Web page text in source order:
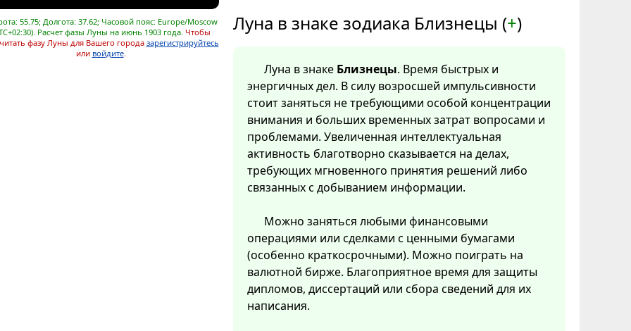
55.75; Долгота: 37.62; Часовой пояс: Europe/Moscow
Расчет фазы Луны на июнь 1903 года. Чтобы
фазу Луны для Вашего города зарегистрируйтесь
или войдите.
Луна в знаке зодиака Близнецы (+)
Луна в знаке Близнецы. Время быстрых и
энергичных дел. В силу возросшей импульсивности
стоит заняться не требующими особой концентрации
внимания и больших временных затрат вопросами и
проблемами. Увеличенная интеллектуальная
активность благотворно сказывается на делах,
требующих мгновенного принятия решений либо
связанных с добыванием информации.
Можно заняться любыми финансовыми
операциями или сделками с ценными бумагами
(особенно краткосрочными). Можно поиграть на
валютной бирже. Благоприятное время для защиты
дипломов, диссертаций или сбора сведений для их
написания.